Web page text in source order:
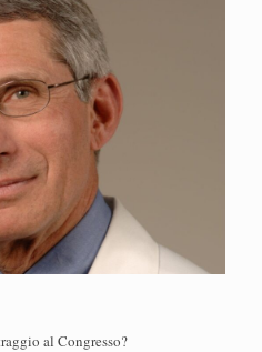
al Congresso?